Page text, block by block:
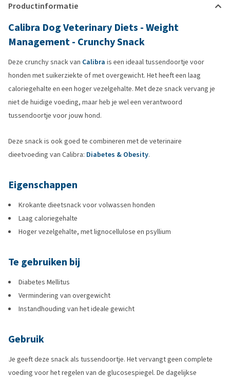
Productinformatie
Calibra Dog Veterinary Diets - Weight
Management - Crunchy Snack
Deze crunchy snack van Calibra is een ideaal tussendoortje voor
honden met suikerziekte of met overgewicht. Het heeft een laag
caloriegehalte en een hoger vezelgehalte. Met deze snack vervang je
niet de huidige voeding, maar heb je wel een verantwoord
tussendoortje voor jouw hond.
Deze snack is ook goed te combineren met de veterinaire
dieetvoeding van Calibra: Diabetes & Obesity.
Eigenschappen
Krokante dieetsnack voor volwassen honden
Laag caloriegehalte
Hoger vezelgehalte, met lignocellulose en psyllium
Te gebruiken bij
Diabetes Mellitus
Vermindering van overgewicht
Instandhouding van het ideale gewicht
Gebruik
Je geeft deze snack als tussendoortje. Het vervangt geen complete
voeding voor het regelen van de glucosespiegel. De dagelijkse